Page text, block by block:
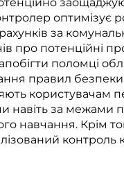
оптимізує
за
про потенційні
поломці
правил безпеки
користувачам
навіть за межами
навчання. Крім
контроль